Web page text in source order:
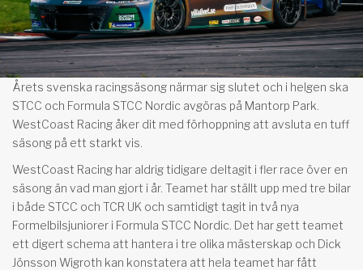
Årets svenska racingsäsong närmar sig slutet och i helgen ska
STCC och Formula STCC Nordic avgöras på Mantorp Park.
WestCoast Racing åker dit med förhoppning att avsluta en tuff
säsong på ett starkt vis.
WestCoast Racing har aldrig tidigare deltagit i fler race över en
säsong än vad man gjort i år. Teamet har ställt upp med tre bilar
i både STCC och TCR UK och samtidigt tagit in två nya
Formelbilsjuniorer i Formula STCC Nordic. Det har gett teamet
ett digert schema att hantera i tre olika mästerskap och Dick
Jönsson Wigroth kan konstatera att hela teamet har fått